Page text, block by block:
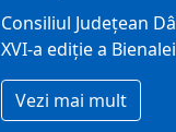
Consiliul Județean
XVI-a ediţie a
Vezi mai mult